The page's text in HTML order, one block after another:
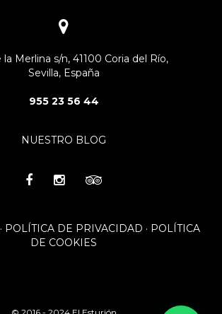
la Merlina s/n, 41100 Coria del Río,
Sevilla, España
955 23 56 44
NUESTRO BLOG
POLÍTICA DE PRIVACIDAD · POLÍTICA
DE COOKIES